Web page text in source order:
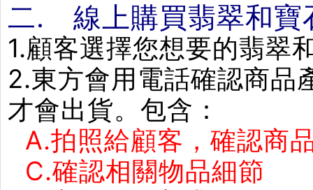
二. 線上購買翡翠和寶
1.顧客選擇您想要的翡翠
2.東方會用電話確認商品
才會出貨。包含：
A.拍照給顧客，確認商
C.確認相關物品細